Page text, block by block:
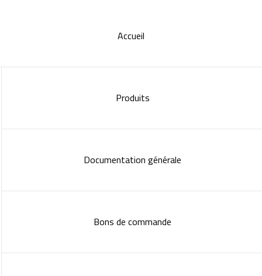
Accueil
Produits
Documentation générale
Bons de commande